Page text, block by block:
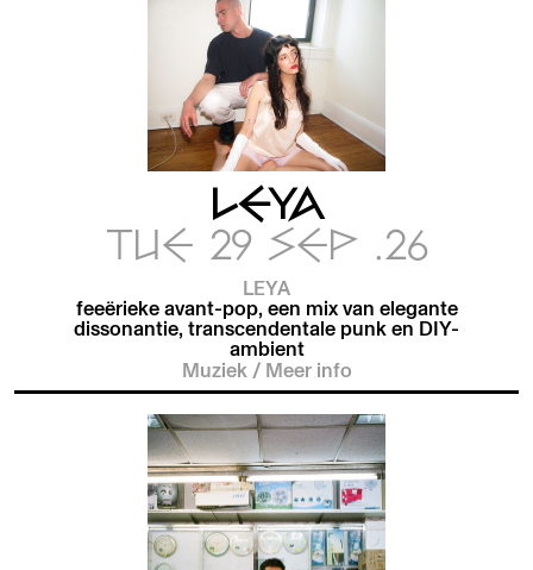
LEYA
TUE 29 SEP .26
LEYA
feeërieke avant-pop, een mix van elegante
dissonantie, transcendentale punk en DIY-
ambient
Muziek /Meer info